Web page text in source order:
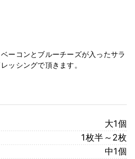
ーコンとブルーチーズが入ったサラ
ッシングで頂きます。
大1個
1枚半～2枚
中1個